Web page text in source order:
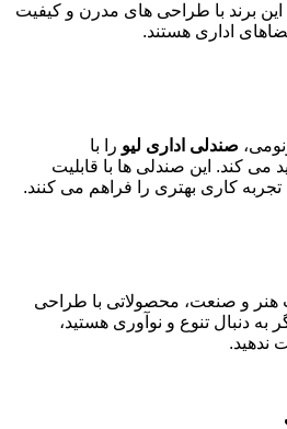
برند با طراحی های مدرن و کیفیت
اداری هستند.
صندلی اداری لیو را با
می کند. این صندلی ها با قابلیت
کاری بهتری را فراهم می کنند.
هنر و صنعت، محصولاتی با طراحی
به دنبال تنوع و نوآوری هستید،
ندهید.